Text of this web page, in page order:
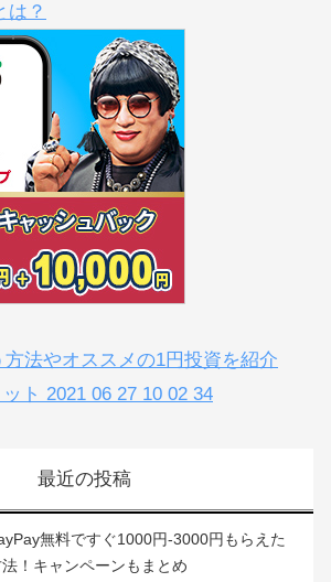
は？
方法やオススメの1円投資を紹介
最近の投稿
無料ですぐ1000円-3000円もらえた
！キャンペーンもまとめ